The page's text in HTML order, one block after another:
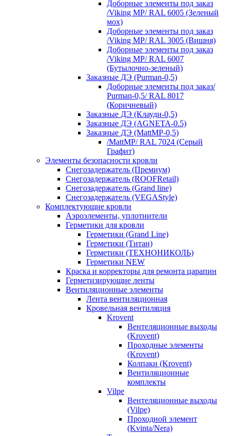
Доборные элементы под заказ
/Viking MP/ RAL 6005 (Зеленый
мох)
Доборные элементы под заказ
/Viking MP/ RAL 3005 (Вишня)
Доборные элементы под заказ
/Viking MP/ RAL 6007
(Бутылочно-зеленый)
Заказные ДЭ (Purman-0,5)
Доборные элементы под заказ/
Purman-0,5/ RAL 8017
(Коричневый)
Заказные ДЭ (Клауди-0,5)
Заказные ДЭ (AGNETA-0.5)
Заказные ДЭ (MattMP-0,5)
/MattMP/ RAL 7024 (Серый
Графит)
Элементы безопасности кровли
Снегозадержатель (Премиум)
Снегозадержатель (ROOFRetail)
Снегозадержатель (Grand line)
Снегозадержатель (VEGAStyle)
Комплектующие кровли
Аэроэлементы, уплотнители
Герметики для кровли
Герметики (Grand Line)
Герметики (Титан)
Герметики (ТЕХНОНИКОЛЬ)
Герметики NEW
Краска и корректоры для ремонта царапин
Герметизирующие ленты
Вентиляционные элементы
Лента вентиляционная
Кровельная вентиляция
Krovent
Вентеляционные выходы
(Krovent)
Проходные элементы
(Krovent)
Колпаки (Krovent)
Вентиляционные
комплекты
Vilpe
Вентеляционные выходы
(Vilpe)
Проходной элемент
(Kvinta/Nera)